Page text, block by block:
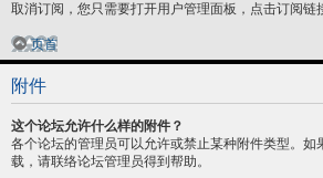
取消订阅，您只需要打开用户管理面板，点击订阅链
页首
附件
这个论坛允许什么样的附件？
各个论坛的管理员可以允许或禁止某种附件类型。如
载，请联络论坛管理员得到帮助。